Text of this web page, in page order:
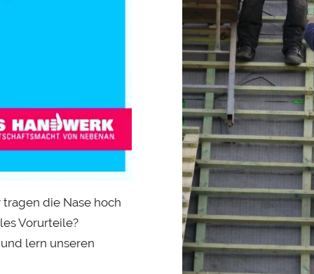
die Nase hoch
Vorurteile?
lern unseren